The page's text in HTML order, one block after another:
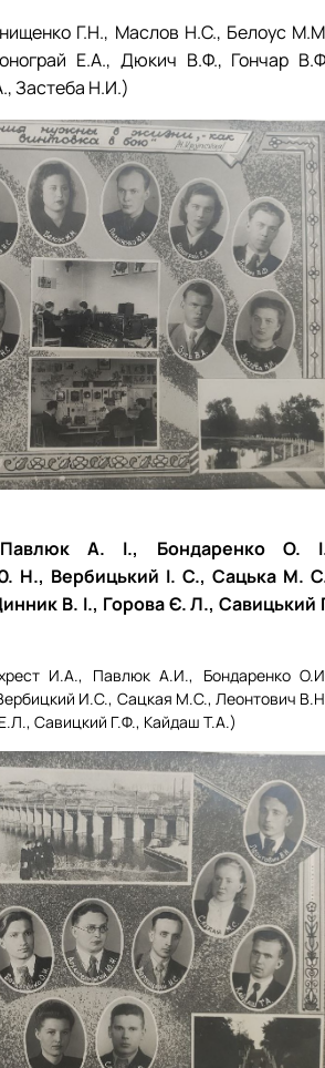
Г.Н., Маслов Н.С., Белоус
Е.А., Дюкич В.Ф., Гончар
Застеба Н.И.)
А. І., Бондаренко О.
Н., Вербицький І. С., Сацька М.
В. І., Горова Є. Л., Савицький
И.А., Павлюк А.И., Бондаренко
И.С., Сацкая М.С., Леонтович
Савицкий Г.Ф., Кайдаш Т.А.)